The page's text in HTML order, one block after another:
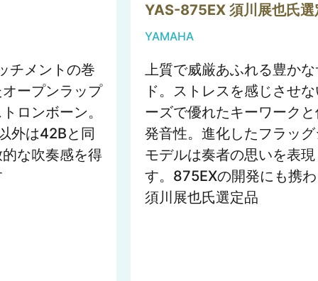
チメントの巻
ープンラップ
ロンボーン。
外は42Bと同
な吹奏感を得
YAS-875EX 須川展也氏選
YAMAHA
上質で威厳あふれる豊か
ド。ストレスを感じさせ
ーズで優れたキーワーク
発音性。進化したフラッ
モデルは奏者の思いを表
す。875EXの開発にも携
須川展也氏選定品